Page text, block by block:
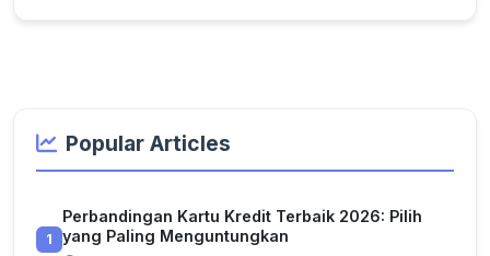
Popular Articles
1
Perbandingan Kartu Kredit Terbaik 2026: Pilih
yang Paling Menguntungkan